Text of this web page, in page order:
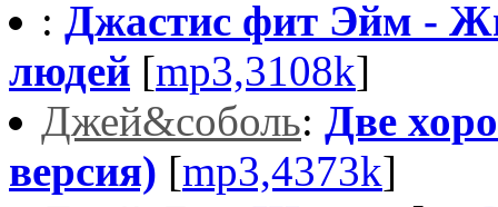
: Джастис фит Эйм -
людей [mp3,3108k]
Джей&соболь: Две
версия) [mp3,4373k]